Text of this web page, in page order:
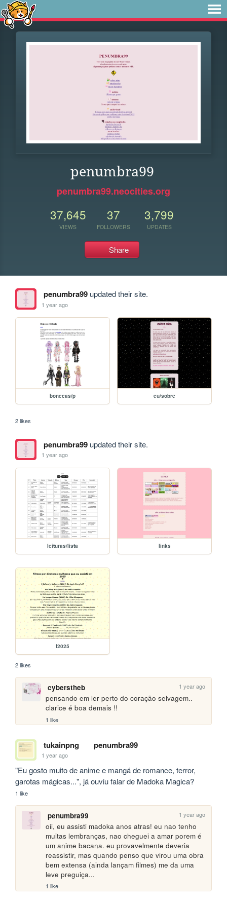
penumbra99
penumbra99.neocities.org
37,645
VIEWS
37
FOLLOWERS
3,799
UPDATES
Share
penumbra99updated their site.
1 year ago
bonecas/p eu/sobre
2 likes
penumbra99updated their site.
1 year ago
leituras/lista links
f2025
2 likes
cyberstheb 1 year ago
pensando em ler perto do coração selvagem..
clarice é boa demais !!
1 like
tukainpng penumbra99
1 year ago
"Eu gosto muito de anime e mangá de romance, terror,
garotas mágicas...", já ouviu falar de Madoka Magica?
1 like
penumbra99 1 year ago
oii, eu assisti madoka anos atras! eu nao tenho
muitas lembranças, nao cheguei a amar porem é
um anime bacana. eu provavelmente deveria
reassistir, mas quando penso que virou uma obra
bem extensa (ainda lançam filmes) me da uma
leve preguiça...
1 like